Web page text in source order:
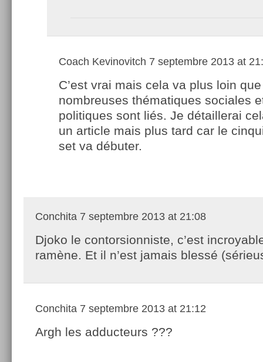
Coach Kevinovitch 7 septembre 2013 at
C’est vrai mais cela va plus loin
nombreuses thématiques sociales
politiques sont liés. Je détaillerai
un article mais plus tard car le
set va débuter.
Conchita 7 septembre 2013 at 21:08
Djoko le contorsionniste, c’est
ramène. Et il n’est jamais blessé
Conchita 7 septembre 2013 at 21:12
Argh les adducteurs ???